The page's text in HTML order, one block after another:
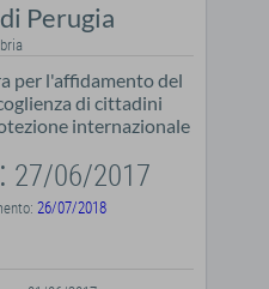
Perugia
per l'affidamento del
di cittadini
internazionale
27/06/2017
26/07/2018